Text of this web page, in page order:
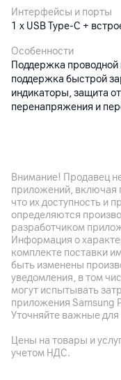
Интерфейсы и порты
1 x USB Type-C +
Особенности
Поддержка проводной
поддержка быстрой
индикаторы, защита
перенапряжения и
Цвет
Голубой
Габариты
105.7 x 68.9 x 20 мм
Вес
216 г
Другие
12мес.
Внимание! Продавец
приложений, включая
что их доступность и
определяются
разработчиком
Информация о
комплекте поставки
быть изменены
уведомления, в том
могут испытывать
приложения Samsung
Уточняйте важные
Цены на товары и
учетом НДС.